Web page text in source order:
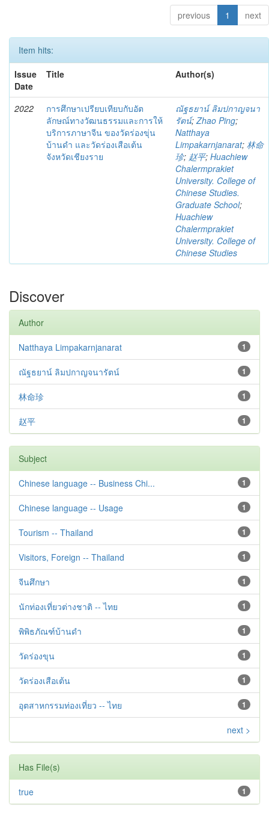
previous 1 next
Item hits:
Issue
Date
Title Author(s)
2022
การศึกษาเปรียบเทียบกับอัต
ลักษณ์ทางวัฒนธรรมและการให้
บริการภาษาจีน ของวัดร่องขุ่น
บ้านดำ และวัดร่องเสือเต้น
จังหวัดเชียงราย
ณัฐธยาน์ ลิมปกาญจนา
รัตน์;Zhao Ping;
Natthaya
Limpakarnjanarat; 林命
珍; 赵平; Huachiew
Chalermprakiet
University. College of
Chinese Studies.
Graduate School;
Huachiew
Chalermprakiet
University. College of
Chinese Studies
Discover
Author
1
Natthaya Limpakarnjanarat
1
ณัฐธยาน์ ลิมปกาญจนารัตน์
1
林命珍
1
赵平
Subject
1
Chinese language -- Business Chi...
1
Chinese language -- Usage
1
Tourism -- Thailand
1
Visitors, Foreign -- Thailand
1
จีนศึกษา
1
นักท่องเที่ยวต่างชาติ -- ไทย
1
พิพิธภัณฑ์บ้านดำ
1
วัดร่องขุน
1
วัดร่องเสือเต้น
1
อุตสาหกรรมท่องเที่ยว -- ไทย
next >
Has File(s)
1
true